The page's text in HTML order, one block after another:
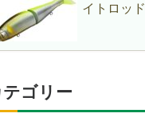
イトロッド
テゴリー